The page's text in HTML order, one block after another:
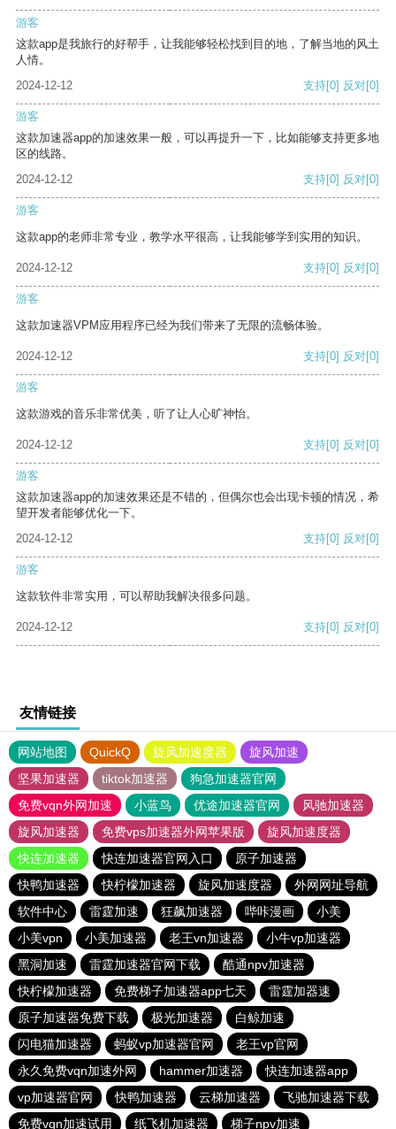
游客
这款app是我旅行的好帮手，让我能够轻松找到目的地，了解当地的风土
人情。
2024-12-12
支持[0] 反对[0]
游客
这款加速器app的加速效果一般，可以再提升一下，比如能够支持更多地
区的线路。
2024-12-12
支持[0] 反对[0]
游客
这款app的老师非常专业，教学水平很高，让我能够学到实用的知识。
2024-12-12 支持[0] 反对[0]
游客
这款加速器VPM应用程序已经为我们带来了无限的流畅体验。
2024-12-12 支持[0] 反对[0]
游客
这款游戏的音乐非常优美，听了让人心旷神怡。
2024-12-12 支持[0] 反对[0]
游客
这款加速器app的加速效果还是不错的，但偶尔也会出现卡顿的情况，希
望开发者能够优化一下。
2024-12-12
支持[0] 反对[0]
游客
这款软件非常实用，可以帮助我解决很多问题。
2024-12-12 支持[0] 反对[0]
友情链接
网站地图 QuickQ 旋风加速度器
旋风加速
坚果加速器
tiktok加速器
狗急加速器官网
免费vqn外网加速
小蓝鸟 优途加速器官网
风驰加速器
旋风加速器
免费vps加速器外网苹果版
旋风加速度器
快连加速器
快连加速器官网入口
原子加速器
快鸭加速器
快柠檬加速器 旋风加速度器
外网网址导航
软件中心
雷霆加速 狂飙加速器 哔咔漫画
小美
小美vpn
小美加速器 老王vn加速器
小牛vp加速器
黑洞加速
雷霆加速器官网下载
酷通npv加速器
快柠檬加速器
免费梯子加速器app七天
雷霆加器速
原子加速器免费下载
极光加速器
白鲸加速
闪电猫加速器
蚂蚁vp加速器官网
老王vp官网
永久免费vqn加速外网
hammer加速器
快连加速器app
vp加速器官网
快鸭加速器 云梯加速器
飞驰加速器下载
免费vqn加速试用
纸飞机加速器 梯子npv加速